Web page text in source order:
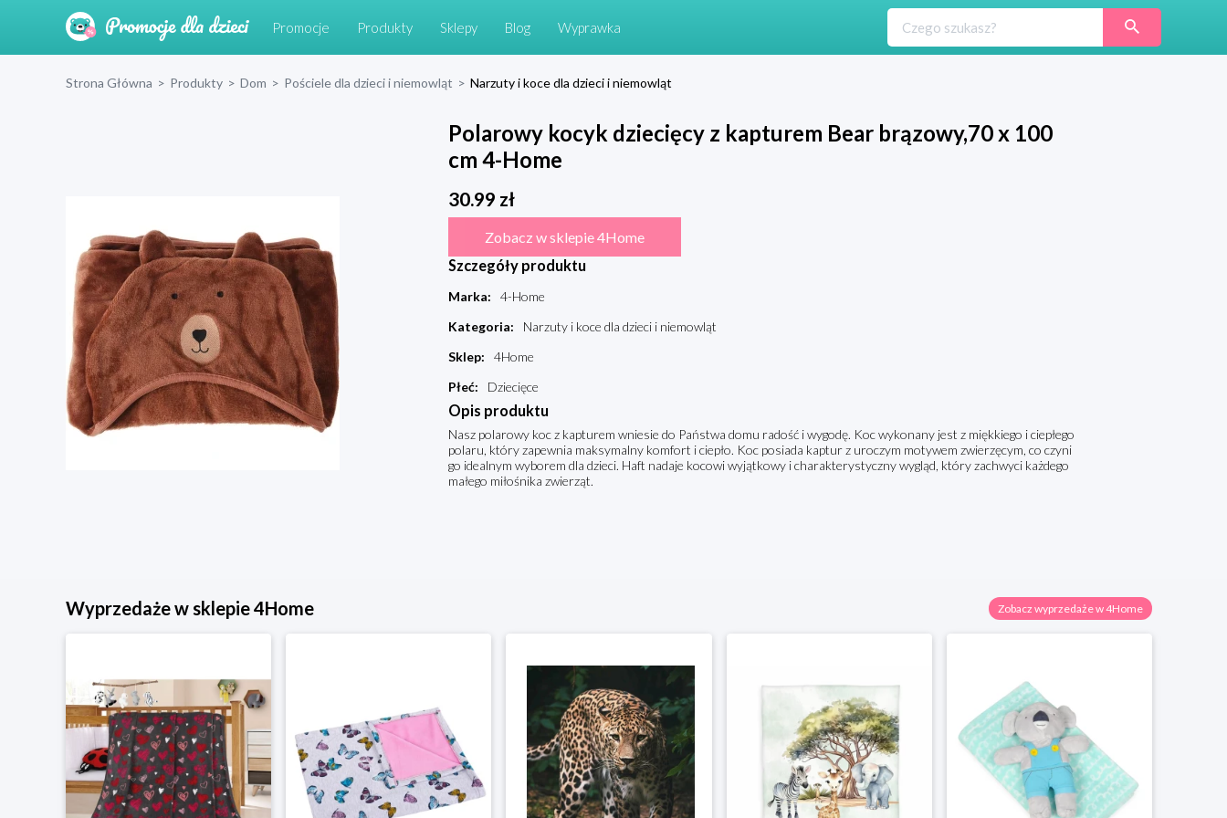
Promocje Produkty Sklepy Blog Wyprawka
Strona Główna > Produkty > Dom > Pościele dla dzieci i niemowląt > Narzuty i koce dla dzieci i niemowląt
Polarowy kocyk dziecięcy z kapturem Bear brązowy,70 x 100
cm 4-Home
30.99 zł
Zobacz w sklepie 4Home
Szczegóły produktu
Marka:
4-Home
Kategoria:
Narzuty i koce dla dzieci i niemowląt
Sklep:
4Home
Płeć: Dziecięce
Opis produktu
Nasz polarowy koc z kapturem wniesie do Państwa domu radość i wygodę. Koc wykonany jest z miękkiego i ciepłego
polaru, który zapewnia maksymalny komfort i ciepło. Koc posiada kaptur z uroczym motywem zwierzęcym, co czyni
go idealnym wyborem dla dzieci. Haft nadaje kocowi wyjątkowy i charakterystyczny wygląd, który zachwyci każdego
małego miłośnika zwierząt.
Wyprzedaże w sklepie 4Home Zobacz wyprzedaże w 4Home